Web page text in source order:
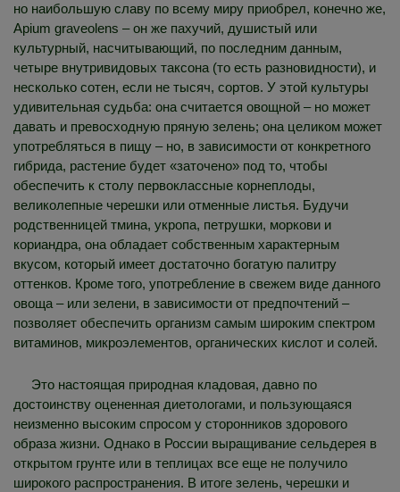
но наибольшую славу по всему миру приобрел, конечно же,
Apium graveolens – он же пахучий, душистый или
культурный, насчитывающий, по последним данным,
четыре внутривидовых таксона (то есть разновидности), и
несколько сотен, если не тысяч, сортов. У этой культуры
удивительная судьба: она считается овощной – но может
давать и превосходную пряную зелень; она целиком может
употребляться в пищу – но, в зависимости от конкретного
гибрида, растение будет «заточено» под то, чтобы
обеспечить к столу первоклассные корнеплоды,
великолепные черешки или отменные листья. Будучи
родственницей тмина, укропа, петрушки, моркови и
кориандра, она обладает собственным характерным
вкусом, который имеет достаточно богатую палитру
оттенков. Кроме того, употребление в свежем виде данного
овоща – или зелени, в зависимости от предпочтений –
позволяет обеспечить организм самым широким спектром
витаминов, микроэлементов, органических кислот и солей.
Это настоящая природная кладовая, давно по
достоинству оцененная диетологами, и пользующаяся
неизменно высоким спросом у сторонников здорового
образа жизни. Однако в России выращивание сельдерея в
открытом грунте или в теплицах все еще не получило
широкого распространения. В итоге зелень, черешки и